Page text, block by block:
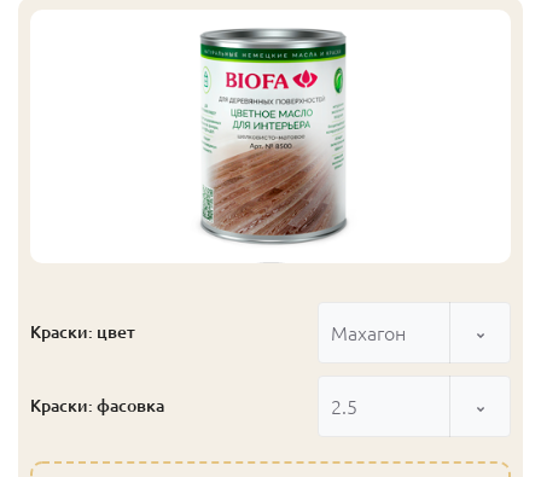
Краски: цвет Махагон
Краски: фасовка 2.5